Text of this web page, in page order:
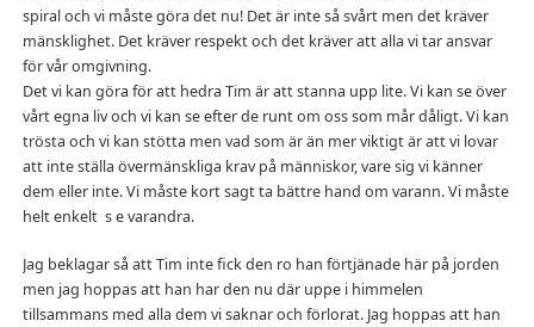
spiral och vi måste göra det nu! Det är inte så svårt men det kräver
mänsklighet. Det kräver respekt och det kräver att alla vi tar ansvar
för vår omgivning.
Det vi kan göra för att hedra Tim är att stanna upp lite. Vi kan se över
vårt egna liv och vi kan se efter de runt om oss som mår dåligt. Vi kan
trösta och vi kan stötta men vad som är än mer viktigt är att vi lovar
att inte ställa övermänskliga krav på människor, vare sig vi känner
dem eller inte. Vi måste kort sagt ta bättre hand om varann. Vi måste
helt enkelt s e varandra.
Jag beklagar så att Tim inte fick den ro han förtjänade här på jorden
men jag hoppas att han har den nu där uppe i himmelen
tillsammans med alla dem vi saknar och förlorat. Jag hoppas att han